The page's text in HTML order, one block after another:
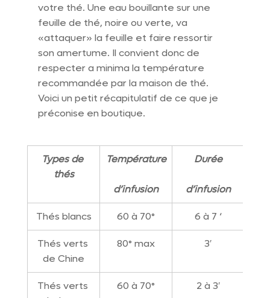
votre thé. Une eau bouillante sur une
feuille de thé, noire ou verte, va
«attaquer» la feuille et faire ressortir
son amertume. Il convient donc de
respecter a minima la température
recommandée par la maison de thé.
Voici un petit récapitulatif de ce que je
préconise en boutique.
Types de
thés
Température
d’infusion
Durée
d’infusion
Thés blancs 60 à 70° 6 à 7 ‘
Thés verts
de Chine
80° max 3′
Thés verts
60 à 70° 2 à 3′